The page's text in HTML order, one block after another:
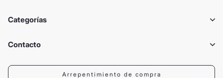
Categorías
Contacto
Arrepentimiento de compra